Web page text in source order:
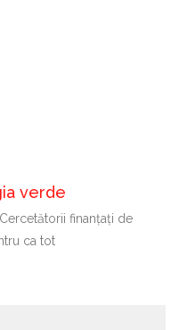
verde
finanțați de
ca tot